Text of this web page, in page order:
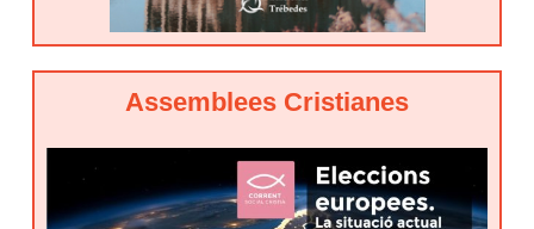
Assemblees Cristianes